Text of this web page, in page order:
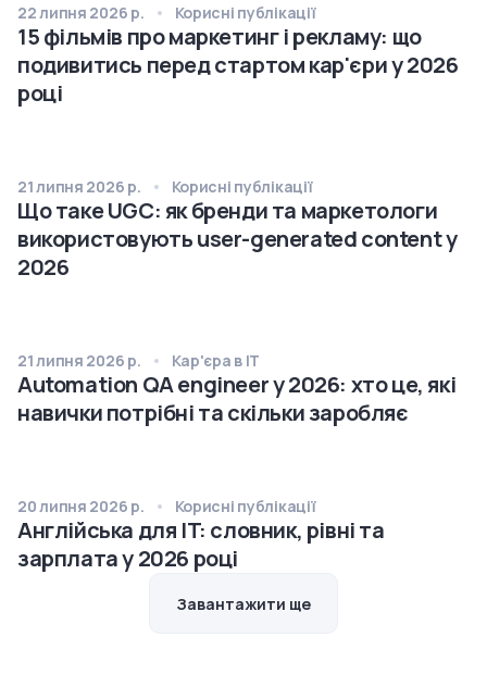
22 липня 2026 р. Корисні публікації
15 фільмів про маркетинг і рекламу: що
подивитись перед стартом кар'єри у 2026
році
21 липня 2026 р. Корисні публікації
Що таке UGC: як бренди та маркетологи
використовують user-generated content у
2026
21 липня 2026 р. Кар'єра в IT
Automation QA engineer у 2026: хто це, які
навички потрібні та скільки заробляє
20 липня 2026 р. Корисні публікації
Англійська для IT: словник, рівні та
зарплата у 2026 році
Завантажити ще